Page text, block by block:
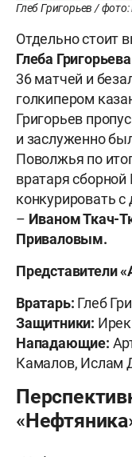
Глеб Григорьев /
Отдельно стоит
Глеба Григорьева
36 матчей и
голкипером
Григорьев
и заслуженно
Поволжья по
вратаря
конкурировать
– Иваном Ткач-
Приваловым.
Представители
Вратарь: Глеб
Защитники:
Нападающие:
Камалов, Ислам